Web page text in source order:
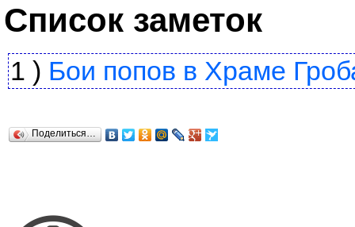
Список заметок
1 ) Бои попов в Храме
Поделиться…